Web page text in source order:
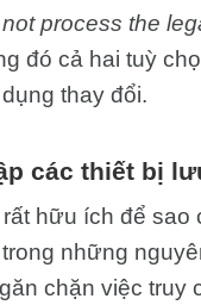
process the
đó cả hai tuỳ
thay đổi.
các thiết bị
rất hữu ích để
những
chặn việc truy